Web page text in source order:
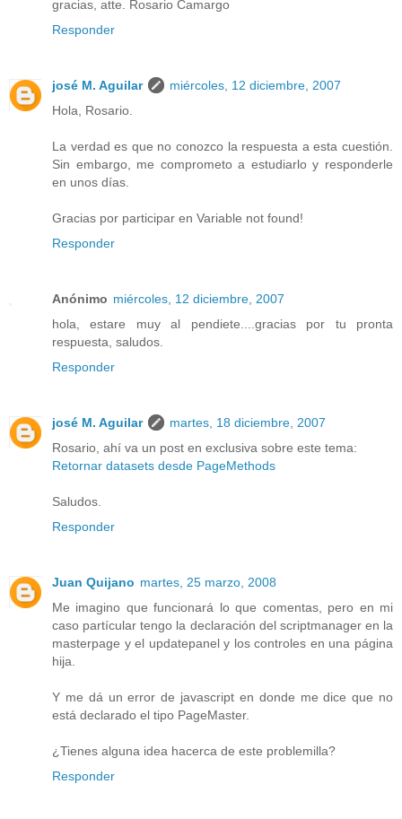
gracias, atte. Rosario Camargo
Responder
josé M. Aguilar
miércoles, 12 diciembre, 2007
Hola, Rosario.
La verdad es que no conozco la respuesta a esta cuestión.
Sin embargo, me comprometo a estudiarlo y responderle
en unos días.
Gracias por participar en Variable not found!
Responder
Anónimo miércoles, 12 diciembre, 2007
hola, estare muy al pendiete....gracias por tu pronta
respuesta, saludos.
Responder
josé M. Aguilar
martes, 18 diciembre, 2007
Rosario, ahí va un post en exclusiva sobre este tema:
Retornar datasets desde PageMethods
Saludos.
Responder
Juan Quijano martes, 25 marzo, 2008
Me imagino que funcionará lo que comentas, pero en mi
caso partícular tengo la declaración del scriptmanager en la
masterpage y el updatepanel y los controles en una página
hija.
Y me dá un error de javascript en donde me dice que no
está declarado el tipo PageMaster.
¿Tienes alguna idea hacerca de este problemilla?
Responder